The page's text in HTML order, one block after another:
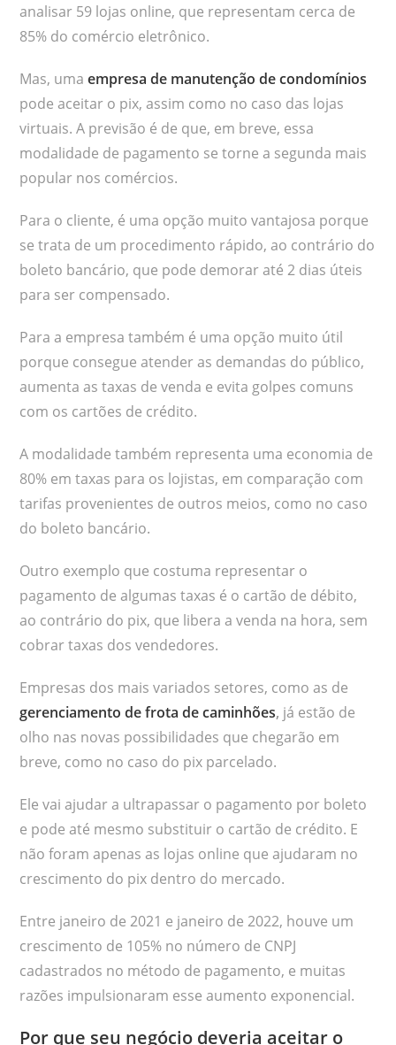
analisar 59 lojas online, que representam cerca de
85% do comércio eletrônico.
Mas, umaempresa de manutenção de condomínios
pode aceitar o pix, assim como no caso das lojas
virtuais. A previsão é de que, em breve, essa
modalidade de pagamento se torne a segunda mais
popular nos comércios.
Para o cliente, é uma opção muito vantajosa porque
se trata de um procedimento rápido, ao contrário do
boleto bancário, que pode demorar até 2 dias úteis
para ser compensado.
Para a empresa também é uma opção muito útil
porque consegue atender as demandas do público,
aumenta as taxas de venda e evita golpes comuns
com os cartões de crédito.
A modalidade também representa uma economia de
80% em taxas para os lojistas, em comparação com
tarifas provenientes de outros meios, como no caso
do boleto bancário.
Outro exemplo que costuma representar o
pagamento de algumas taxas é o cartão de débito,
ao contrário do pix, que libera a venda na hora, sem
cobrar taxas dos vendedores.
Empresas dos mais variados setores, como as de
gerenciamento de frota de caminhões, já estão de
olho nas novas possibilidades que chegarão em
breve, como no caso do pix parcelado.
Ele vai ajudar a ultrapassar o pagamento por boleto
e pode até mesmo substituir o cartão de crédito. E
não foram apenas as lojas online que ajudaram no
crescimento do pix dentro do mercado.
Entre janeiro de 2021 e janeiro de 2022, houve um
crescimento de 105% no número de CNPJ
cadastrados no método de pagamento, e muitas
razões impulsionaram esse aumento exponencial.
Por que seu negócio deveria aceitar o